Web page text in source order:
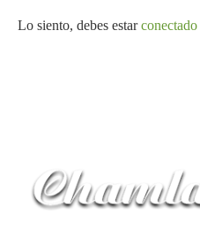
Lo siento, debes estarconectado